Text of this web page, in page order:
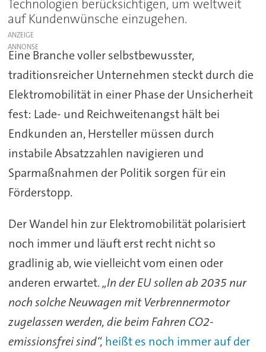
Technologien berücksichtigen, um weltweit
auf Kundenwünsche einzugehen.
ANZEIGE
Eine Branche voller selbstbewusster,
traditionsreicher Unternehmen steckt durch die
Elektromobilität in einer Phase der Unsicherheit
fest: Lade- und Reichweitenangst hält bei
Endkunden an, Hersteller müssen durch
instabile Absatzzahlen navigieren und
Sparmaßnahmen der Politik sorgen für ein
Förderstopp.
Der Wandel hin zur Elektromobilität polarisiert
noch immer und läuft erst recht nicht so
gradlinig ab, wie vielleicht vom einen oder
anderen erwartet.„In der EU sollen ab 2035 nur
noch solche Neuwagen mit Verbrennermotor
zugelassen werden, die beim Fahren CO2-
emissionsfrei sind“, heißt es noch immer auf der